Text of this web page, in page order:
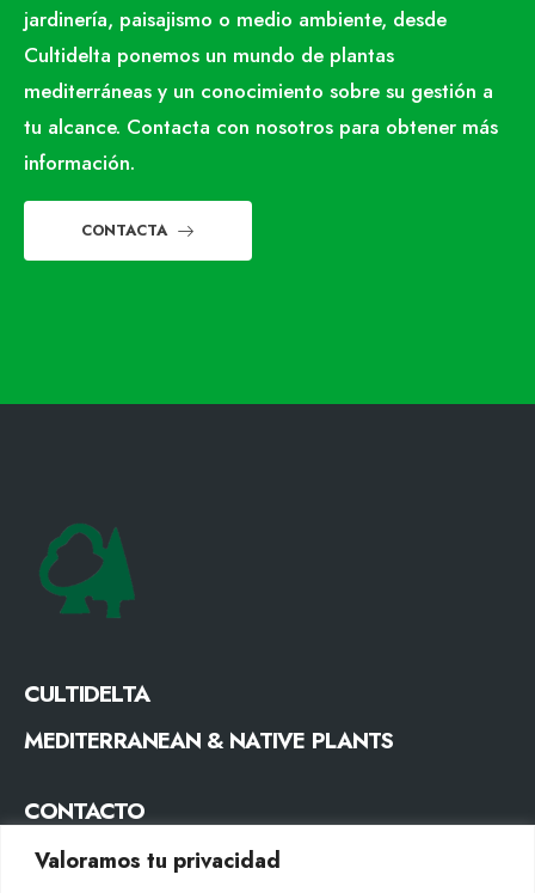
Valoramos tu privacidad
jardinería, paisajismo o medio ambiente, desde
Cultidelta ponemos un mundo de plantas
mediterráneas y un conocimiento sobre su gestión a
tu alcance. Contacta con nosotros para obtener más
información.
CONTACTA
CULTIDELTA
MEDITERRANEAN & NATIVE PLANTS
CONTACTO
Tel. +34 977053013